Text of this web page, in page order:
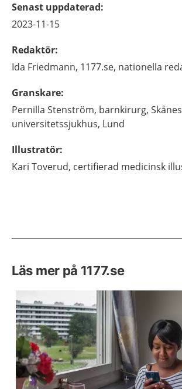
Senast uppdaterad:
2023-11-15
Redaktör:
Ida Friedmann, 1177.se, nationella
Granskare:
Pernilla Stenström, barnkirurg, Skånes
universitetssjukhus, Lund
Illustratör:
Kari Toverud, certifierad medicinsk
Läs mer på 1177.se